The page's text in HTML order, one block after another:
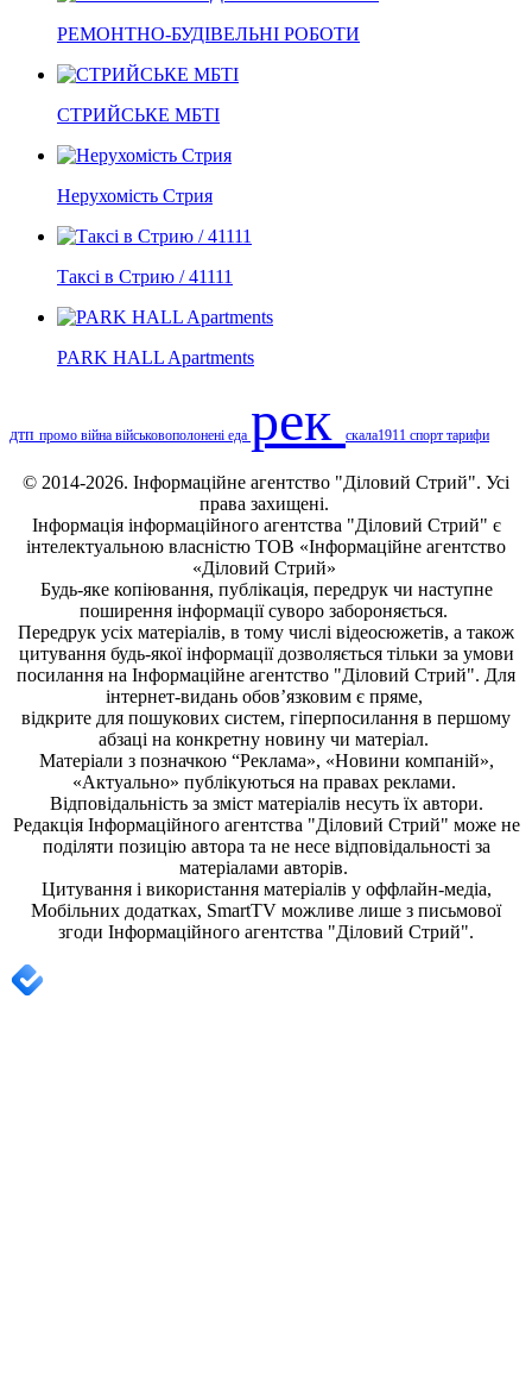
РЕМОНТНО-БУДІВЕЛЬНІ РОБОТИ
СТРИЙСЬКЕ МБТІ
Нерухомість Стрия
Таксі в Стрию / 41111
PARK HALL Apartments
дтп промо війна військовополонені еда рек скала1911 спорт тарифи
© 2014-2026. Інформаційне агентство "Діловий Стрий". Усі
права захищені.
Інформація інформаційного агентства "Діловий Стрий" є
інтелектуальною власністю ТОВ «Інформаційне агентство
«Діловий Стрий»
Будь-яке копiювання, публiкацiя, передрук чи наступне
поширення iнформацiї суворо забороняється.
Передрук усіх матеріалів, в тому числі відеосюжетів, а також
цитування будь-якої інформації дозволяється тільки за умови
посилання на Інформаційне агентство "Діловий Стрий". Для
інтернет-видань обов’язковим є пряме,
відкрите для пошукових систем, гіперпосилання в першому
абзаці на конкретну новину чи матеріал.
Матеріали з позначкою “Реклама», «Новини компаній»,
«Актуально» публікуються на правах реклами.
Відповідальність за зміст матеріалів несуть їх автори.
Редакція Інформаційного агентства "Діловий Стрий" може не
поділяти позицію автора та не несе відповідальності за
матеріалами авторів.
Цитування і використання матеріалів у оффлайн-медіа,
Мобільних додатках, SmartTV можливе лише з письмової
згоди Інформаційного агентства "Діловий Стрий".